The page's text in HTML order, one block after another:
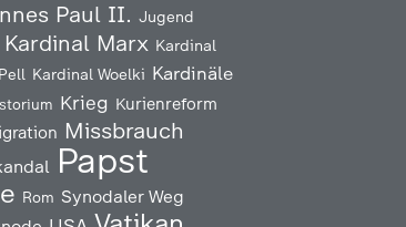
Paul II. Jugend
Kardinal Marx Kardinal
Kardinal Woelki Kardinäle
Krieg Kurienreform
Missbrauch
Papst
Rom Synodaler Weg